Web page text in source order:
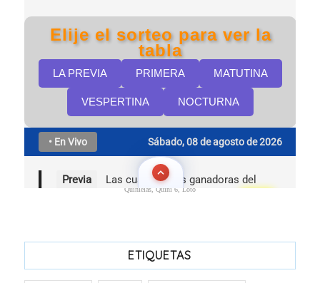
Quinielas, Quini 6, Loto
ETIQUETAS